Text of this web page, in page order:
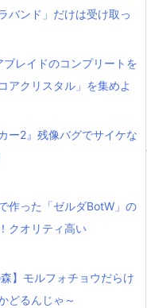
バンド」だけは受け取っ
ブレイドのコンプリートを
アクリスタル」を集めよ
ー2』残像バグでサイケな
作った「ゼルダBotW」の
クオリティ高い
】モルフォチョウだらけ
どるんじゃ～